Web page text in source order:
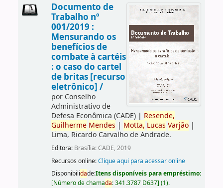
Documento de
Trabalho nº
001/2019 :
Mensurando os
benefícios de
combate à cartéis
: o caso do cartel
de britas [recurso
eletrônico] /
por Conselho
Administrativo de
Defesa Econômica (CADE)| Resende,
Guilherme Mendes | Motta, Lucas Varjão|
Lima, Ricardo Carvalho de Andrade.
Editora: Brasília: CADE, 2019
Recursos online:Clique aqui para acessar online
Disponibilidade:Itens disponíveis para empréstimo:
[Número de chamada:341.3787 D637] (1).